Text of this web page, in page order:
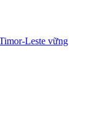
Leste vững